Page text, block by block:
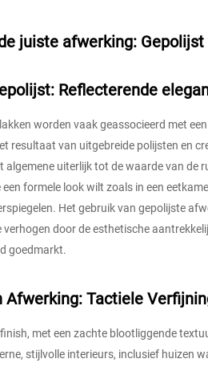
juiste afwerking:
Reflecterende
worden vaak geassocieerd met
resultaat van uitgebreide polijsten en
algemene uiterlijk tot de waarde van de
formele look wilt zoals in een
Het gebruik van gepolijste
door de esthetische
goedmarkt.
Afwerking: Tactiele
met een zachte blootliggende
stijlvolle interieurs, inclusief huizen